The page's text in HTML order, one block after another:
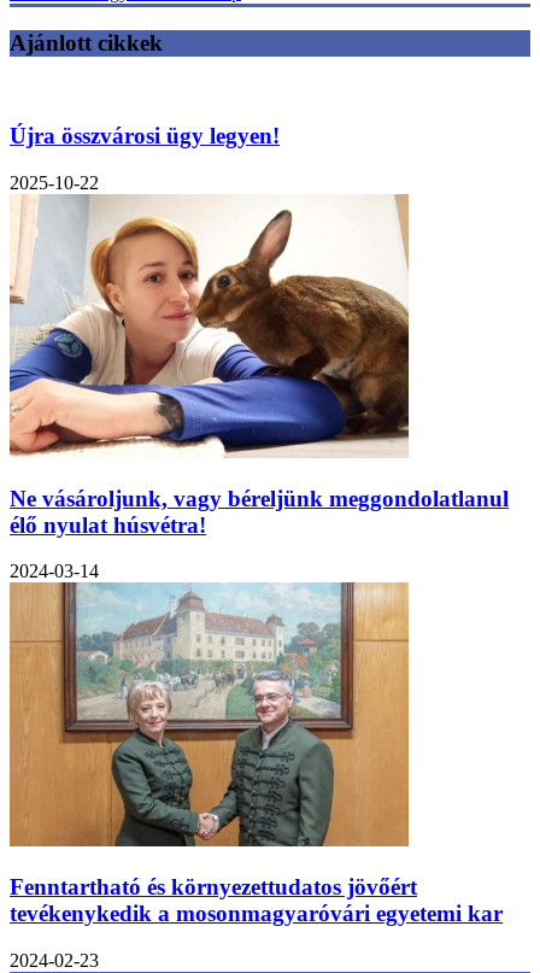
Ajánlott cikkek
Újra összvárosi ügy legyen!
2025-10-22
Ne vásároljunk, vagy béreljünk meggondolatlanul
élő nyulat húsvétra!
2024-03-14
Fenntartható és környezettudatos jövőért
tevékenykedik a mosonmagyaróvári egyetemi kar
2024-02-23